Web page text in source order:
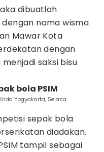
dibuatlah
dengan nama wisma
Mawar Kota
dengan
saksi bisu
bola PSIM
Yogyakarta, Selasa
sepak bola
diadakan.
tampil sebagai